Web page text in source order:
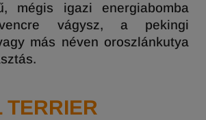
mégis igazi energiabomba
vágysz, a pekingi
más néven oroszlánkutya
TERRIER